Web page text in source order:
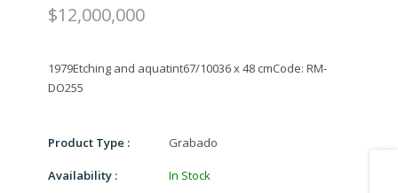
$12,000,000
1979Etching and aquatint67/10036 x 48 cmCode: RM-
Product Type : Grabado
Availability : In Stock